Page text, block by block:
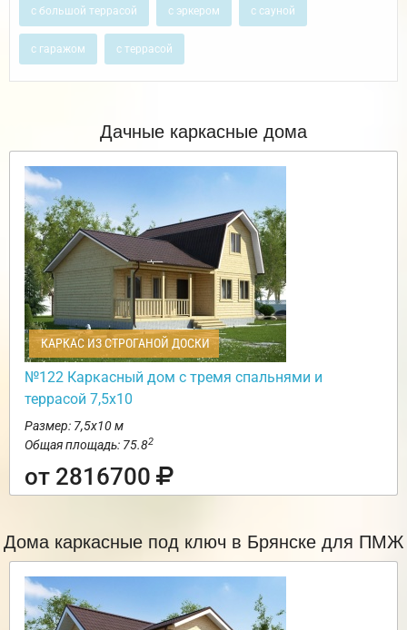
с большой террасой с эркером с сауной
с гаражом с террасой
Дачные каркасные дома
КАРКАС ИЗ СТРОГАНОЙ ДОСКИ
№122 Каркасный дом с тремя спальнями и
террасой 7,5х10
Размер: 7,5х10 м
Общая площадь: 75.82
от 2816700
Дома каркасные под ключ в Брянске для ПМЖ